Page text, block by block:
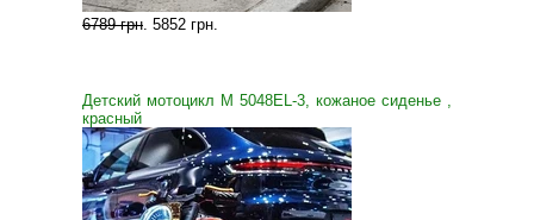
6789 грн. 5852 грн.
Детский мотоцикл M 5048EL-3, кожаное сиденье ,
красный